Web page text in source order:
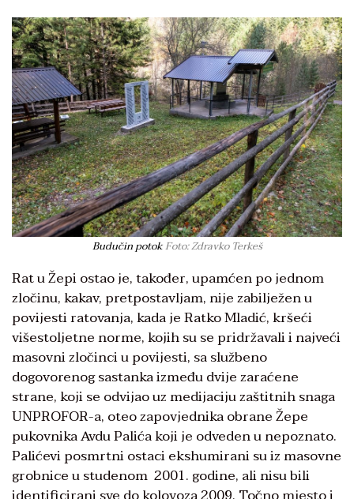
Budučin potokFoto: Zdravko Terkeš
Rat u Žepi ostao je, također, upamćen po jednom
zločinu, kakav, pretpostavljam, nije zabilježen u
povijesti ratovanja, kada je Ratko Mladić, kršeći
višestoljetne norme, kojih su se pridržavali i najveći
masovni zločinci u povijesti, sa službeno
dogovorenog sastanka između dvije zaraćene
strane, koji se odvijao uz medijaciju zaštitnih snaga
UNPROFOR-a, oteo zapovjednika obrane Žepe
pukovnika Avdu Palića koji je odveden u nepoznato.
Palićevi posmrtni ostaci ekshumirani su iz masovne
grobnice u studenom 2001. godine, ali nisu bili